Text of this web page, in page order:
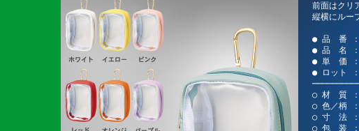
前面はクリ
縦横にルー
● 品 番 ：
● 品 名 ：
● 単 価
● ロット
○ 材 質 ：
○ 色／柄
○ 寸 法 ：
○ 包 装 ：